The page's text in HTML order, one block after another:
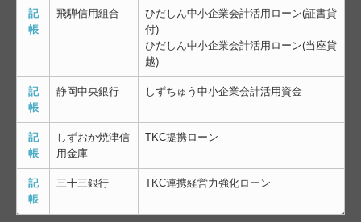
記
帳
飛騨信用組合
ひだしん中小企業会計活用ローン(証書貸
付)
ひだしん中小企業会計活用ローン(当座貸
越)
記
帳
静岡中央銀行 しずちゅう中小企業会計活用資金
記
帳
しずおか焼津信
用金庫
TKC提携ローン
記
帳
三十三銀行 TKC連携経営力強化ローン